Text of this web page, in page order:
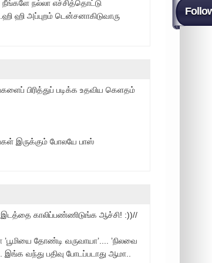
நல்லா எச்சித்தொட்டு
ஹி அப்புறம் டென்சனாகிடுவாரு
பிரித்துப் படிக்க உதவிய கெளதம்
இருக்கும் போலயே பாஸ்
இடத்தை காலிப்பண்ணிடுங்க ஆச்சி! :))//
தோண்டி வருவாயா’.... ’நிலவை
வந்து பதிவு போடப்படாது ஆமா..